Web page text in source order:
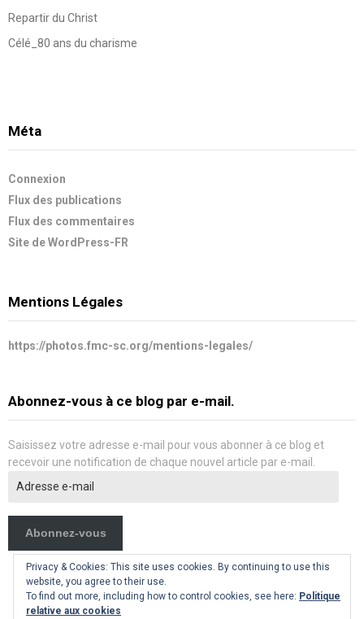
Repartir du Christ
Célé_80 ans du charisme
Méta
Connexion
Flux des publications
Flux des commentaires
Site de WordPress-FR
Mentions Légales
https://photos.fmc-sc.org/mentions-legales/
Abonnez-vous à ce blog par e-mail.
Saisissez votre adresse e-mail pour vous abonner à ce blog et
recevoir une notification de chaque nouvel article par e-mail.
e-
Abonnez-vous
Privacy & Cookies: This site uses cookies. By continuing to use this
website, you agree to their use.
To find out more, including how to control cookies, see here: Politique
relative aux cookies